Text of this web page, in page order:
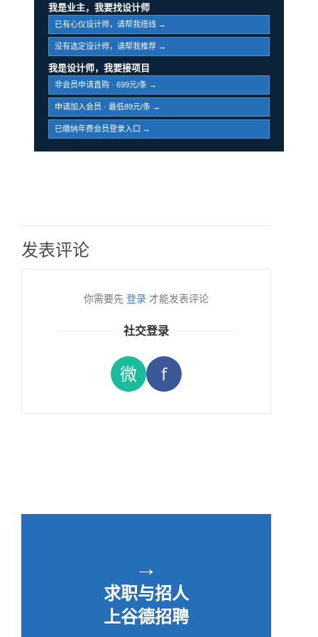
我是业主，我要找设计师
已有心仪设计师，请帮我搭线 →
没有选定设计师，请帮我推荐 →
我是设计师，我要接项目
非会员申请直购 · 699元/条 →
申请加入会员 · 最低89元/条 →
已缴纳年费会员登录入口 →
发表评论
你需要先 登录 才能发表评论
社交登录
微 f
→
求职与招人
上谷德招聘